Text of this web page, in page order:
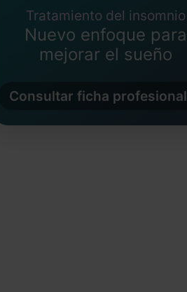
Tratamiento del insomnio
Nuevo enfoque para
mejorar el sueño
Consultar ficha profesional